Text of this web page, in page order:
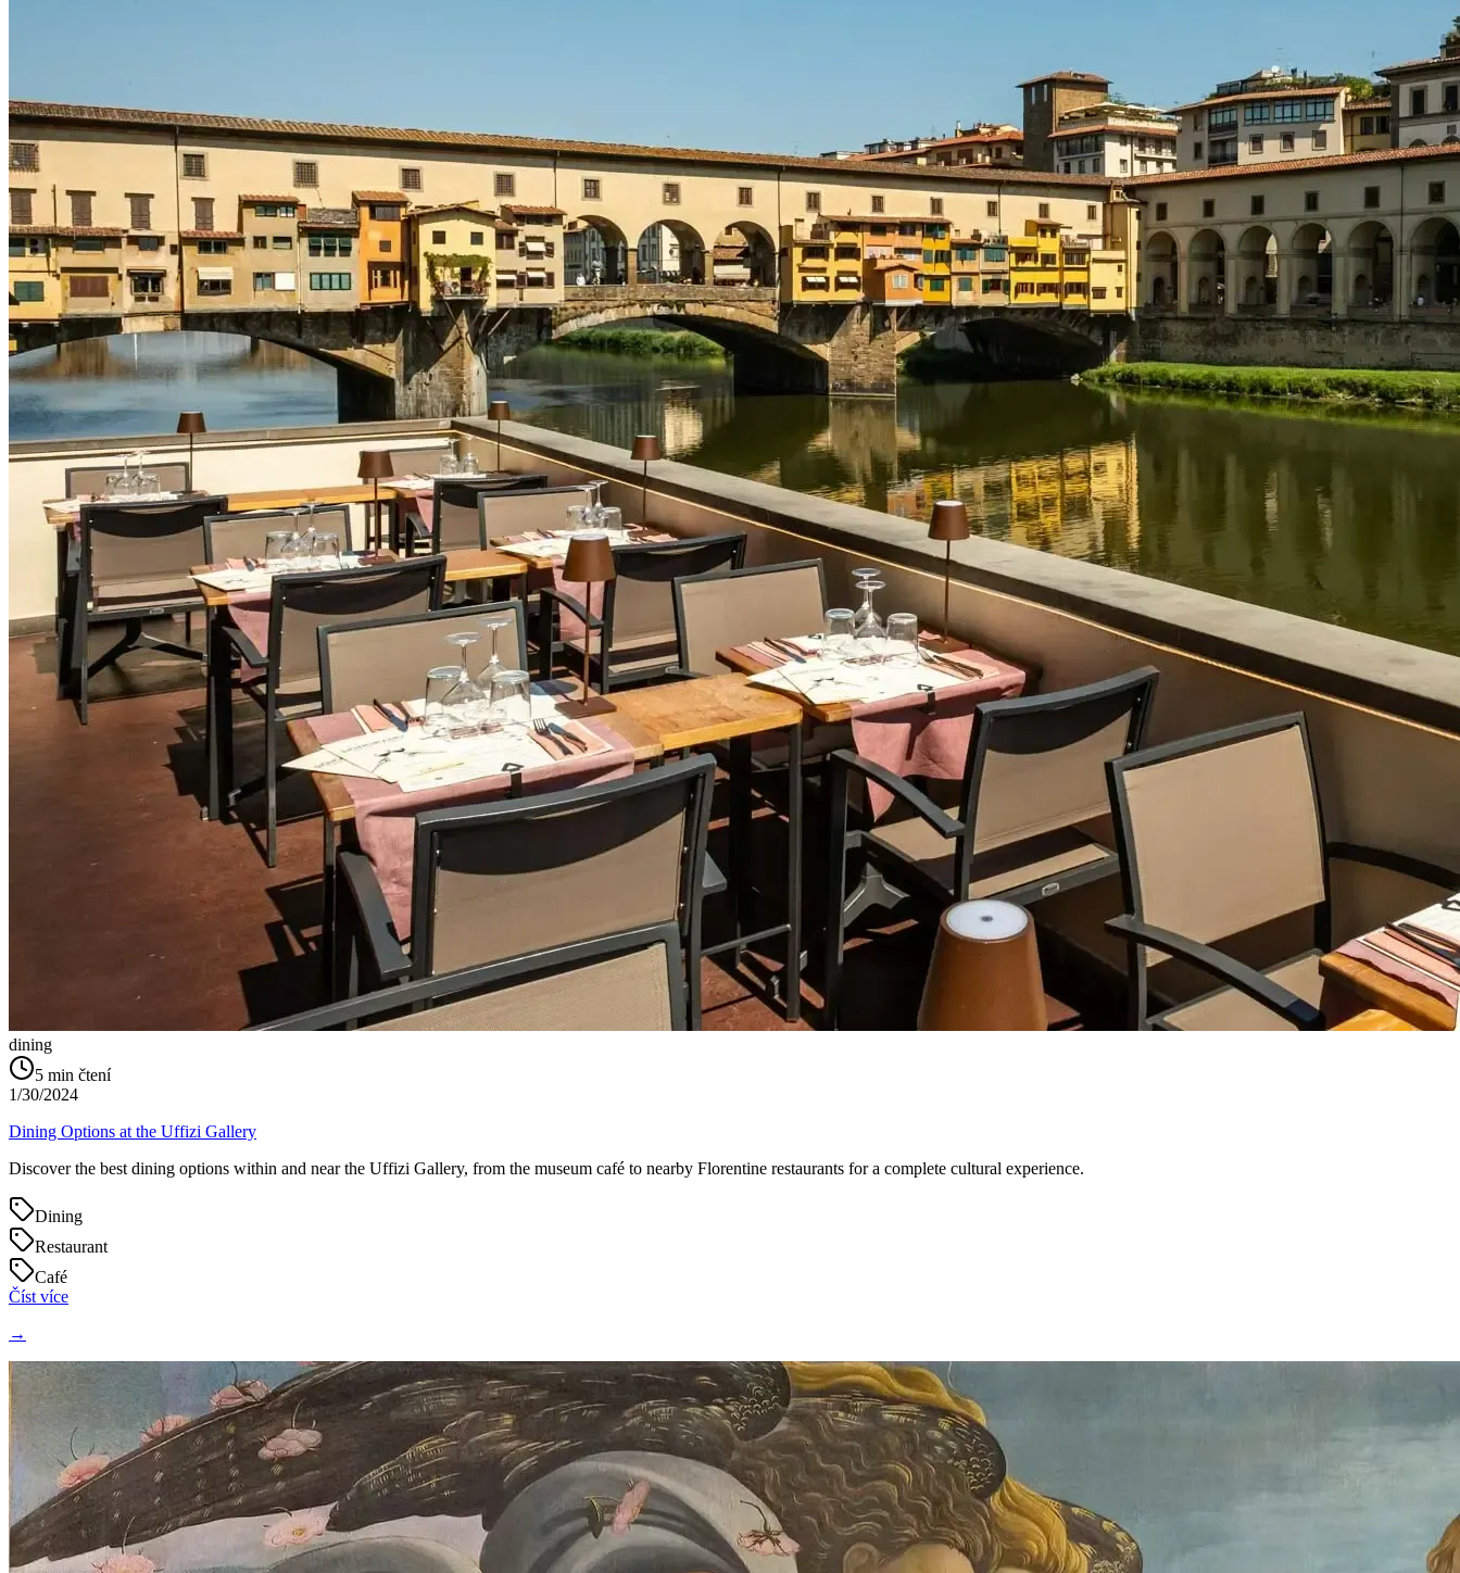
dining
5 min čtení
1/30/2024
Dining Options at the Uffizi Gallery
Discover the best dining options within and near the Uffizi Gallery, from the museum café to nearby Florentine restaurants for a complete cultural experience.
Dining
Restaurant
Café
Číst více
→